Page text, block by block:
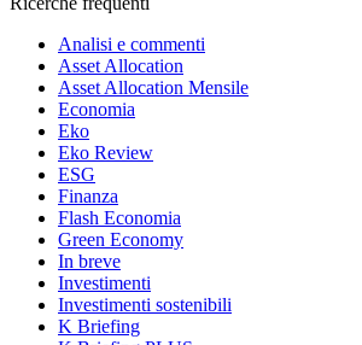
Analisi e commenti
Asset Allocation
Asset Allocation Mensile
Economia
Eko
Eko Review
ESG
Finanza
Flash Economia
Green Economy
In breve
Investimenti
Investimenti sostenibili
K Briefing